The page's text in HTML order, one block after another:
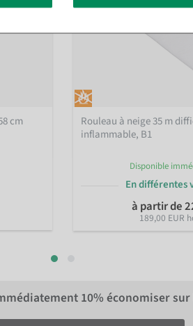
cm
Rouleau à neige 35 m
inflammable, B1
Disponible
En différentes
à partir de
189,00 EUR
10% économiser